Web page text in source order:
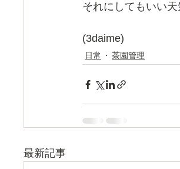
それにしてもいい
(3daime)
日常 茶園管理
最新記事